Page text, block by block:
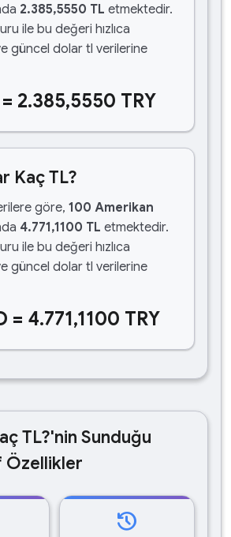
2.385,5550 TL etmektedir.
ile bu değeri hızlıca
güncel dolar tl verilerine
2.385,5550 TRY
Kaç TL?
göre, 100 Amerikan
4.771,1100 TL etmektedir.
ile bu değeri hızlıca
güncel dolar tl verilerine
= 4.771,1100 TRY
TL?'nin Sunduğu
Özellikler
history